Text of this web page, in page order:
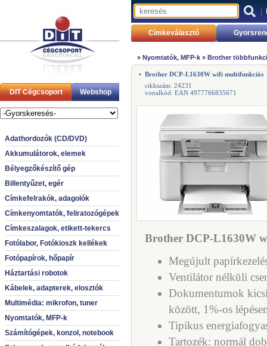
DIT Cégcsoport Webshop
Adathordozók (CD/DVD)
Akkumulátorok, elemek
Bélyegzőkészítő gép
Billentyűzet, egér
Címkefelrakók, adagolók
Címkenyomtatók, feliratozógépek
Címkeszalagok, etikett-tekercs
Fotólabor, Fotókioszk kellékek
Fotópapírok, hőpapír
Háztartási robotok
Kábelek, adapterek, elosztók
Multimédia: mikrofon, tuner
Nyomtatók, MFP-k
Számítógépek, konzol, notebook
|
Címkeválasztó
» Nyomtatók, MFP-k » Brother
Brother DCP-L1630W wifi multifunkciós
cikkszám: 24231
vonalkód: EAN 4977766835671
Brother DCP-L1630W
Megújult
Ventilátor nélküli
Dokumentumok
között, 1%-os
Tipikus
Tartozék: normál